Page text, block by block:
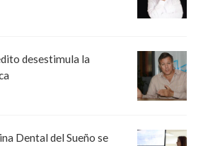
desestimula la
Dental del Sueño se